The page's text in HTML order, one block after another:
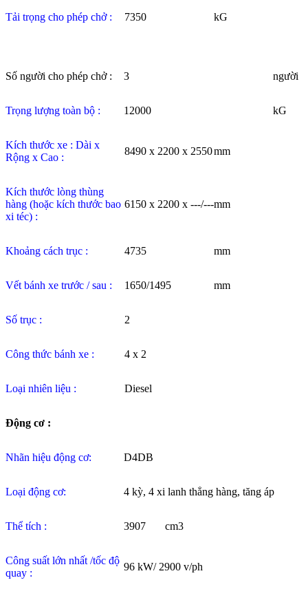
Tải trọng cho phép chở : 7350 kG
Số người cho phép chở : 3 người
Trọng lượng toàn bộ : 12000 kG
Kích thước xe : Dài x
Rộng x Cao :
8490 x 2200 x 2550mm
Kích thước lòng thùng
hàng (hoặc kích thước bao
xi téc) :
6150 x 2200 x ---/---mm
Khoảng cách trục : 4735 mm
Vết bánh xe trước / sau : 1650/1495 mm
Số trục : 2
Công thức bánh xe : 4 x 2
Loại nhiên liệu : Diesel
Động cơ :
Nhãn hiệu động cơ: D4DB
Loại động cơ: 4 kỳ, 4 xi lanh thẳng hàng, tăng áp
Thể tích : 3907 cm3
Công suất lớn nhất /tốc độ
quay :
96 kW/ 2900 v/ph